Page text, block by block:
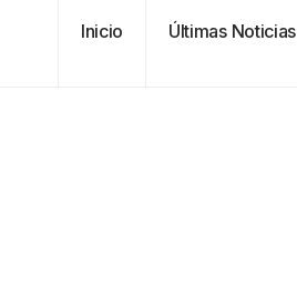
Inicio Últimas Noticias